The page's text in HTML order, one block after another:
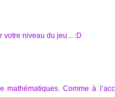
votre niveau du jeu... :D
Comme à